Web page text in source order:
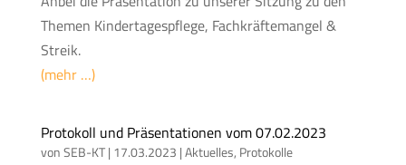
Themen Kindertagespflege, Fachkräftemangel &
Streik.
(mehr …)
Protokoll und Präsentationen vom 07.02.2023
vonSEB-KT| 17.03.2023 |Aktuelles, Protokolle